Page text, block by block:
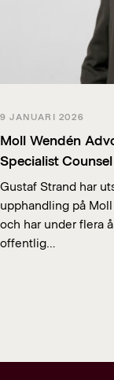
9 JANUARI 2026
Moll Wendén
Specialist
Gustaf Strand har
upphandling på
och har under flera
offentlig…